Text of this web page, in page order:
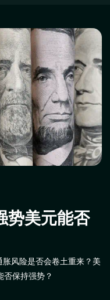
势美元能否
胀风险是否会卷土重来？美
保持强势？